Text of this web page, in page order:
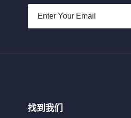
找到我们